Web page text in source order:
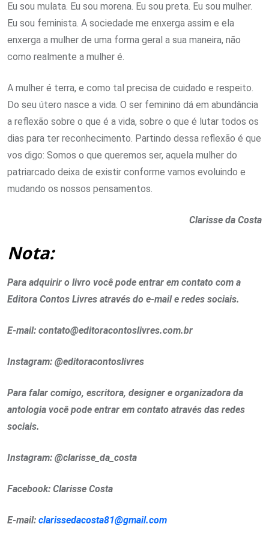
Eu sou mulata. Eu sou morena. Eu sou preta. Eu sou mulher.
Eu sou feminista. A sociedade me enxerga assim e ela
enxerga a mulher de uma forma geral a sua maneira, não
como realmente a mulher é.
A mulher é terra, e como tal precisa de cuidado e respeito.
Do seu útero nasce a vida. O ser feminino dá em abundância
a reflexão sobre o que é a vida, sobre o que é lutar todos os
dias para ter reconhecimento. Partindo dessa reflexão é que
vos digo: Somos o que queremos ser, aquela mulher do
patriarcado deixa de existir conforme vamos evoluindo e
mudando os nossos pensamentos.
Clarisse da Costa
Nota:
Para adquirir o livro você pode entrar em contato com a
Editora Contos Livres através do e-mail e redes sociais.
E-mail: contato@editoracontoslivres.com.br
Instagram: @editoracontoslivres
Para falar comigo, escritora, designer e organizadora da
antologia você pode entrar em contato através das redes
sociais.
Instagram: @clarisse_da_costa
Facebook: Clarisse Costa
E-mail: clarissedacosta81@gmail.com